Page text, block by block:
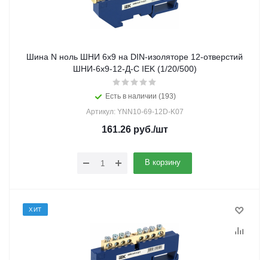
Шина N ноль ШНИ 6х9 на DIN-изоляторе 12-отверстий
ШНИ-6х9-12-Д-С IEK (1/20/500)
Есть в наличии (193)
Артикул: YNN10-69-12D-K07
161.26руб./шт
В корзину
ХИТ